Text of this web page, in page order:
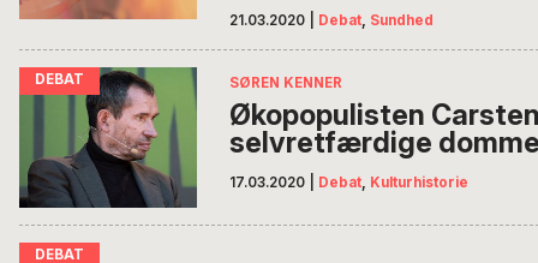
21.03.2020 Debat, Sundhed
SØREN KENNER
Økopopulisten
selvretfærdige
17.03.2020 Debat Kulturhistorie